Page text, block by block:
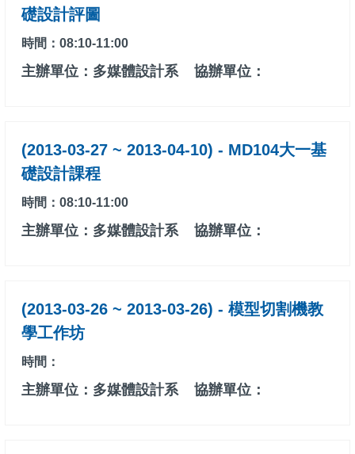
礎設計評圖
時間：08:10-11:00
主辦單位：多媒體設計系 協辦單位：
(2013-03-27 ~ 2013-04-10) - MD104大一基
礎設計課程
時間：08:10-11:00
主辦單位：多媒體設計系 協辦單位：
(2013-03-26 ~ 2013-03-26) - 模型切割機教
學工作坊
時間：
主辦單位：多媒體設計系 協辦單位：